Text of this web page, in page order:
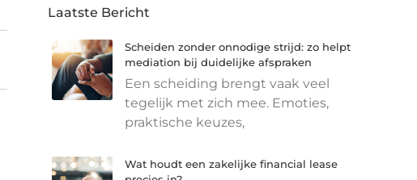
Laatste Bericht
Scheiden zonder onnodige strijd: zo helpt
mediation bij duidelijke afspraken
Een scheiding brengt vaak veel
tegelijk met zich mee. Emoties,
praktische keuzes,
Wat houdt een zakelijke financial lease